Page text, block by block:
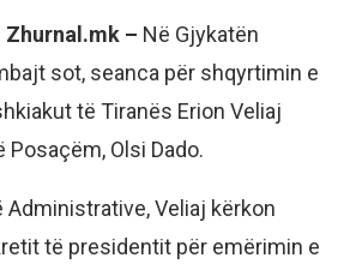
– Në Gjykatën
sot, seanca për shqyrtimin e
të Tiranës Erion Veliaj
Olsi Dado.
Administrative, Veliaj kërkon
të presidentit për emërimin e